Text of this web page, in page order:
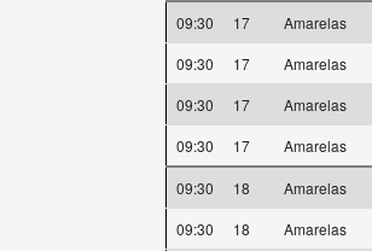
09:30 17 Amarelas
09:30
17 Amarelas
09:30
17 Amarelas
09:30
17 Amarelas
09:30 18 Amarelas
09:30
18 Amarelas